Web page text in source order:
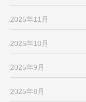
2025年11月
2025年10月
2025年9月
2025年8月